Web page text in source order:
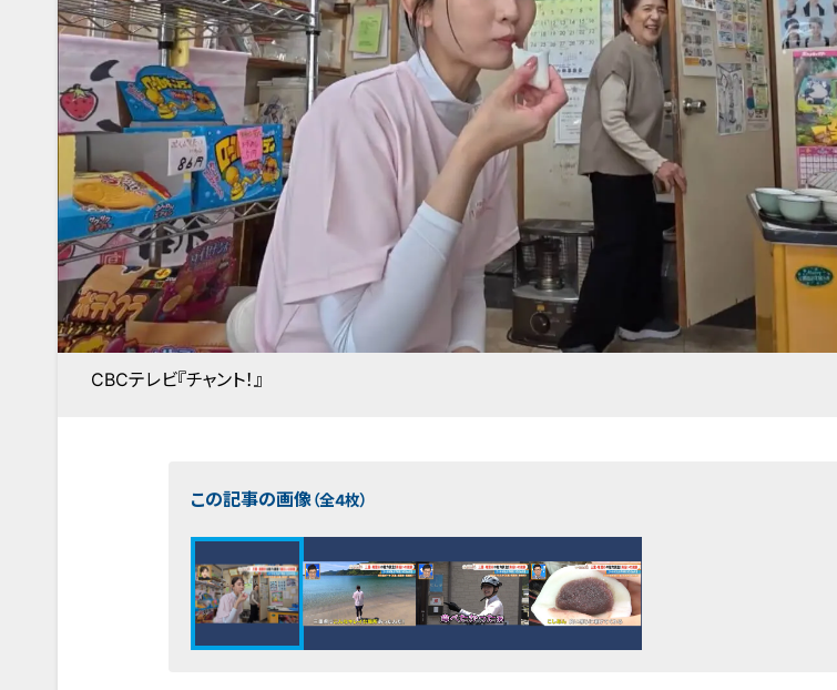
CBCテレビ『チャント！』
この記事の画像（全4枚）